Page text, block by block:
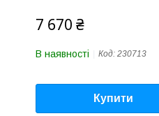
7 670 ₴
В наявності Код: 230713
Купити